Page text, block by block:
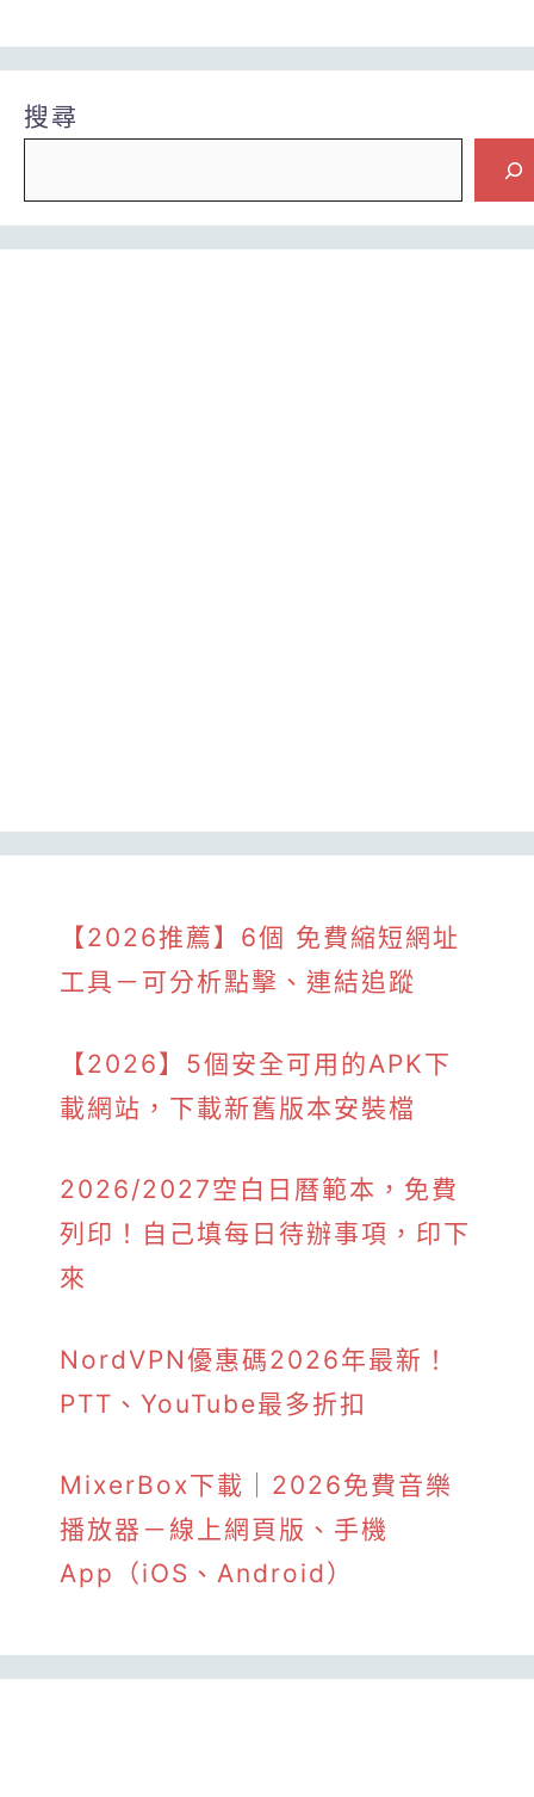
搜尋
【2026推薦】6個 免費縮短網址
工具－可分析點擊、連結追蹤
【2026】5個安全可用的APK下
載網站，下載新舊版本安裝檔
2026/2027空白日曆範本，免費
列印！自己填每日待辦事項，印下
來
NordVPN優惠碼2026年最新！
PTT、YouTube最多折扣
MixerBox下載｜2026免費音樂
播放器－線上網頁版、手機
App（iOS、Android）